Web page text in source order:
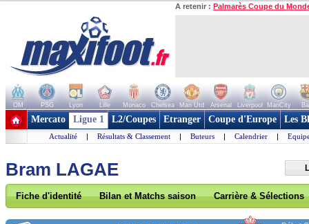
A retenir : Palmarès Coupe du
OM PSG Lyon Lille Monaco Chelsea Man Utd Arsenal Liverpool ManCity
+ de clubs
Mercato Ligue 1 L2/Coupes Etranger Coupe d'Europe Les
Actualité | Résultats & Classement | Buteurs | Calendrier |
Bram LAGAE
Fiche d'identité Bilan et Matchs saison Carrière & Sélections